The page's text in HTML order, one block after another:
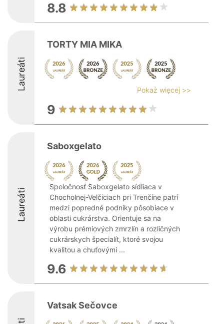
8.8
Laureáti
TORTY MIA MIKA
Pokaż więcej >>
9
Laureáti
Saboxgelato
Spoločnosť Saboxgelato sídliaca v
Chocholnej-Velčiciach pri Trenčíne patrí
medzi popredné podniky pôsobiace v
oblasti cukrárstva. Orientuje sa na
výrobu prémiových zmrzlín a rozličných
cukrárskych špecialít, ktoré svojou
kvalitou a chuťovými ...
9.6
Vatsak Sečovce